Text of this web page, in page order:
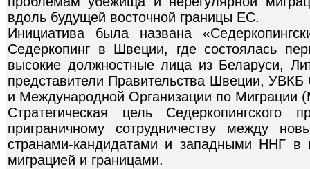
вдоль будущей восточной границы ЕС.
Инициатива была названа
Седеркопинг в Швеции, где состоялась
высокие должностные лица из Беларуси,
представители Правительства Швеции,
и Международной Организации по
Стратегическая цель Седеркопингского
приграничному сотрудничеству между
странами-кандидатами и западными ННГ в
миграцией и границами.